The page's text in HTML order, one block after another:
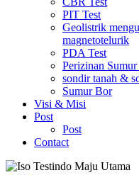
PIT Test
Geolistrik
magnetotelurik
PDA Test
Perizinan
sondir tanah &
Sumur Bor
Visi & Misi
Post
Post
Contact